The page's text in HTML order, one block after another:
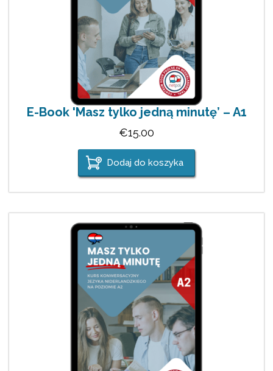
E-Book 'Masz tylko jedną minutę’ – A1
€15.00
Dodaj do koszyka